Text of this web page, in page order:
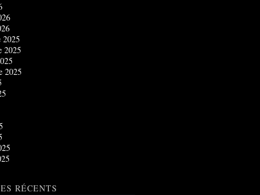
2025
2025
2025
RÉCENTS